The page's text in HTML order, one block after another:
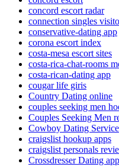
concord escort radar
connection singles
conservative-dating app
corona escort index
costa-mesa escort sites
costa-rica-chat-rooms
costa-rican-dating app
cougar life giris
Country Dating online
couples seeking men
Couples Seeking Men
Cowboy Dating Service
craigslist hookup apps
craigslist personals
Crossdresser Dating app